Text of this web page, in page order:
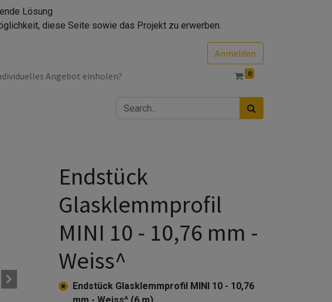
Lösung
diese Seite sowie das Projekt zu erwerben.
Anmelden
Angebot einholen? 0
Endstück
Glasklemmprofil
MINI 10 - 10,76 mm -
Weiss^
Endstück Glasklemmprofil MINI 10 - 10,76